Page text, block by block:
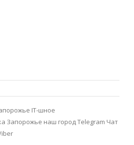
IT-шное
Запорожье наш город Telegram Чат